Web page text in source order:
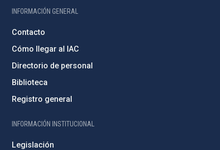
INFORMACIÓN GENERAL
Contacto
Cómo llegar al IAC
Directorio de personal
Biblioteca
Registro general
INFORMACIÓN INSTITUCIONAL
Legislación